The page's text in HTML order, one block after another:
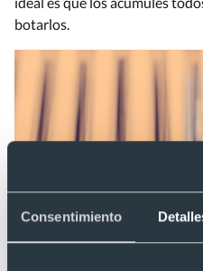
Consentimiento
botarlos.